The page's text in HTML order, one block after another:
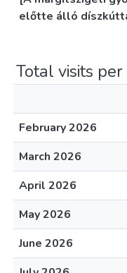
előtte álló
Total visits
February 2026
March 2026
April 2026
May 2026
June 2026